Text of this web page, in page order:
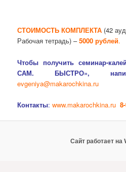
СТОИМОСТЬ КОМПЛЕКТА (42
Рабочая тетрадь) – 5000 рублей.
Чтобы получить семинар-
САМ. БЫСТРО»,
evgeniya@makarochkina.ru
Контакты: www.makarochkina.ru
Сайт работает на